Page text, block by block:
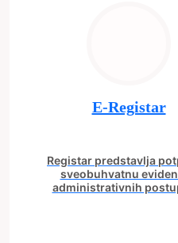
E-Registar
Registar predstavlja
sveobuhvatnu
administrativnih